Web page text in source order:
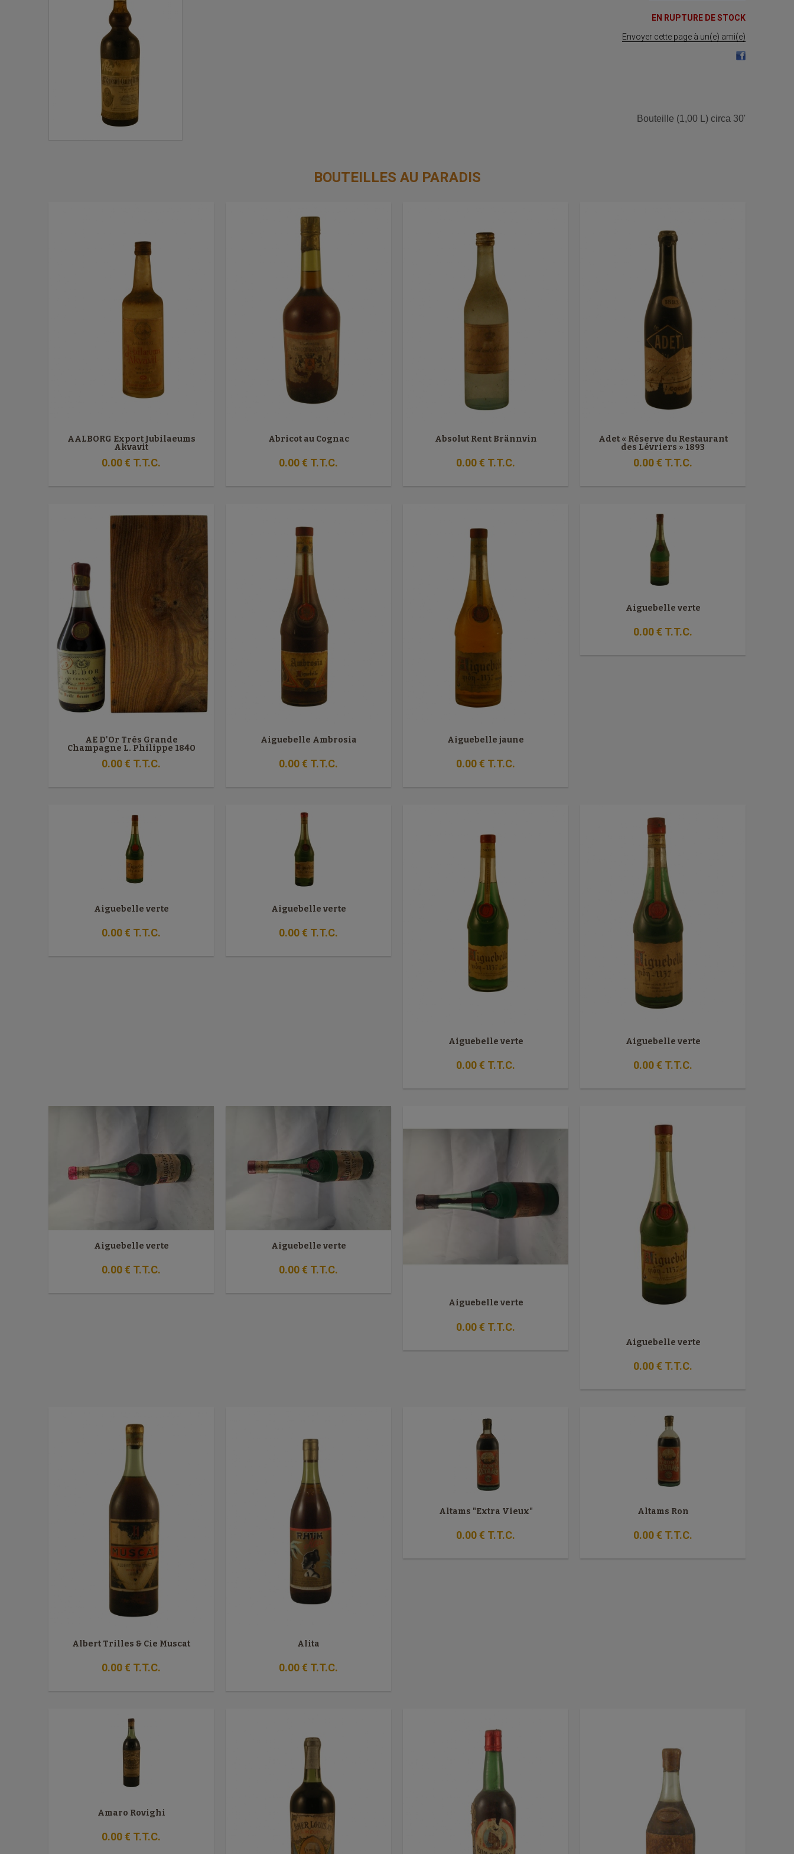
EN RUPTURE DE STOCK
Envoyer cette page à un(e) ami(e)
Bouteille (1,00 L) circa 30'
BOUTEILLES AU PARADIS
AALBORG Export Jubilaeums
Akvavit
0.00€ T.T.C.
Abricot au Cognac
0.00€ T.T.C.
Absolut Rent Brännvin
0.00€ T.T.C.
Adet « Réserve du Restaurant
des Lévriers » 1893
0.00€ T.T.C.
AE D'Or Très Grande
Champagne L. Philippe 1840
0.00€ T.T.C.
Aiguebelle Ambrosia
0.00€ T.T.C.
Aiguebelle jaune
0.00€ T.T.C.
Aiguebelle verte
0.00€ T.T.C.
Aiguebelle verte
0.00€ T.T.C.
Aiguebelle verte
0.00€ T.T.C.
Aiguebelle verte
0.00€ T.T.C.
Aiguebelle verte
0.00€ T.T.C.
Aiguebelle verte
0.00€ T.T.C.
Aiguebelle verte
0.00€ T.T.C.
Aiguebelle verte
0.00€ T.T.C.
Aiguebelle verte
0.00€ T.T.C.
Albert Trilles & Cie Muscat
0.00€ T.T.C.
Alita
0.00€ T.T.C.
Altams "Extra Vieux"
0.00€ T.T.C.
Altams Ron
0.00€ T.T.C.
Amaro Rovighi
0.00€ T.T.C.